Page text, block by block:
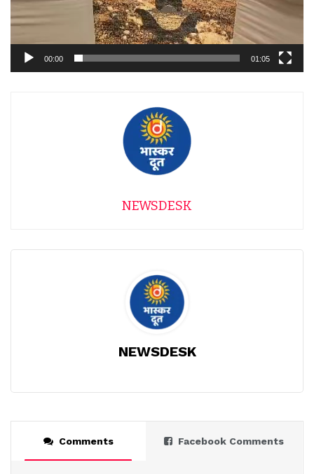
00:00 01:05
NEWSDESK
NEWSDESK
Comments Facebook Comments